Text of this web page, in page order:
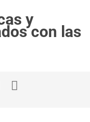
y
con las